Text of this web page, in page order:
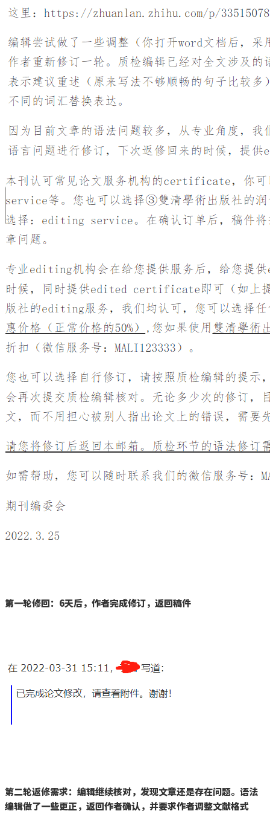
第一轮修回： 6天后，作者完成修订，返回稿件
第二轮返修需求：编辑继续核对，发现文章还是存在问题。语法
编辑做了一些更正，返回作者确认，并要求作者调整文献格式